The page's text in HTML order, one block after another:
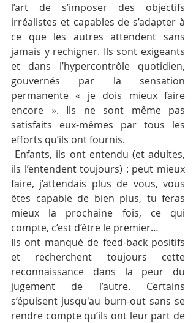
l’art de s’imposer des objectifs
irréalistes et capables de s’adapter à
ce que les autres attendent sans
jamais y rechigner. Ils sont exigeants
et dans l’hypercontrôle quotidien,
gouvernés par la sensation
permanente « je dois mieux faire
encore ». Ils ne sont même pas
satisfaits eux-mêmes par tous les
efforts qu’ils ont fournis.
ils l’entendent toujours) : peut mieux
faire, j’attendais plus de vous, vous
êtes capable de bien plus, tu feras
mieux la prochaine fois, ce qui
compte, c’est d’être le premier…
Ils ont manqué de feed-back positifs
et recherchent toujours cette
reconnaissance dans la peur du
jugement de l’autre. Certains
s’épuisent jusqu'au burn-out sans se
rendre compte qu’ils ont leur part de